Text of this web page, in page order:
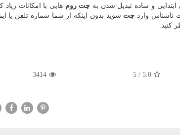
ابتدایی و ساده تبدیل شدن به چت روم‌ هایی با امکانات زیاد
ناشناس وارد چت شوید بدون اینکه از شما شماره تلفن یا
کنید.
5.0
/
5
3414